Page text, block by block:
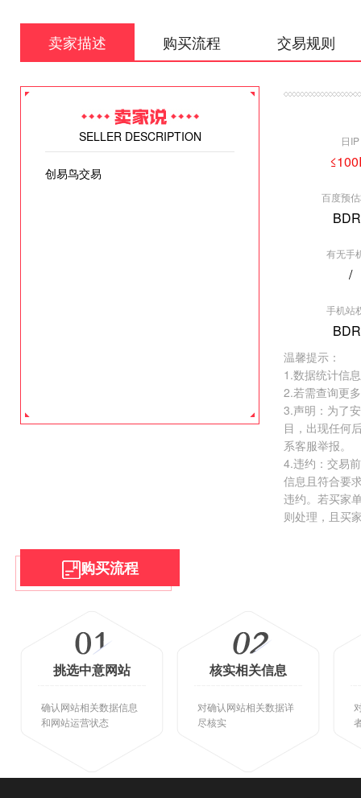
卖家描述 购买流程 交易规则
SELLER DESCRIPTION
创易鸟交易
日IP
百度预
有无手
/
手机站
温馨提示：
1.数据统计信
2.若需查询更
3.声明：为了
目，出现任何
系客服举报。
4.违约：交易
信息且符合要
违约。若买家
则处理，且买
权重:BDR2
去看看 >
购买流程
挑选中意网站
确认网站相关数据信息
和网站运营状态
核实相关信息
对确认网站相关数据详
尽核实